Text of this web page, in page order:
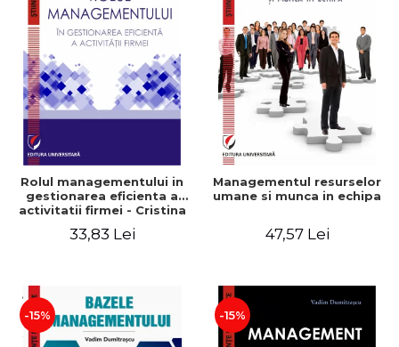
Rolul managementului in
gestionarea eficienta a
activitatii firmei - Cristina
Gabriel Nastase, Mihaela-
33,83 Lei
Managementul resurselor
umane si munca in echipa
47,57 Lei
-15% -15%